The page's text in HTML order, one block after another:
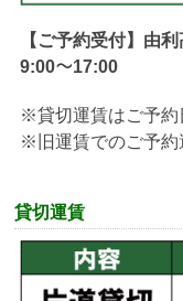
【ご予約受付】由
9:00～17:00
※貸切運賃はご予約
※旧運賃でのご予約
貸切運賃